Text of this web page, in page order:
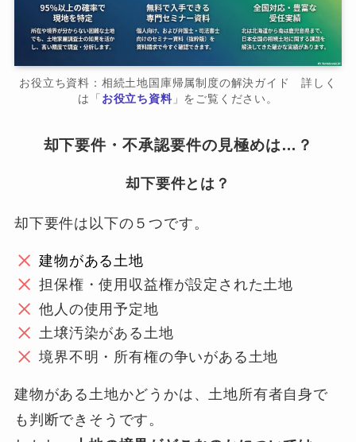
お役立ち資料：相続土地国庫帰属制度の解決ガイド 詳しく
は「 お役立ち資料」をご覧ください。
却下要件・不承認要件の見極めは…？
却下要件とは？
却下要件は以下の５つです。
建物がある土地
担保権・使用収益権が設定された土地
他人の使用予定地
土壌汚染がある土地
境界不明・所有権の争いがある土地
建物がある土地かどうかは、土地所有者自身で
も判断できそうです。